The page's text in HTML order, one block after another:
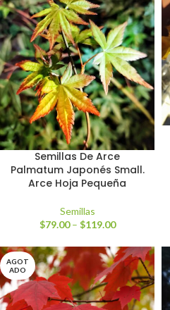
Semillas De Arce
Palmatum Japonés Small.
Arce Hoja Pequeña
Semillas
$79.00 – $119.00
AGOT
ADO